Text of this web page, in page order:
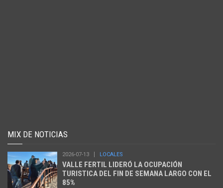
MIX DE NOTICIAS
2026-07-13 LOCALES
VALLE FERTIL LIDERÓ LA OCUPACIÓN
TURISTICA DEL FIN DE SEMANA LARGO CON EL
85%